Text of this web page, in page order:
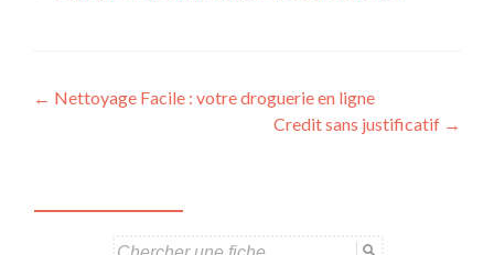
Navigation
← Nettoyage Facile : votre droguerie en ligne
Credit sans justificatif →